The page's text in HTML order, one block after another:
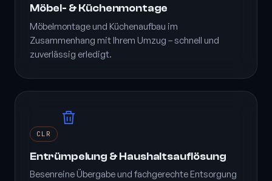
Möbel- & Küchenmontage
Möbelmontage und Küchenaufbau im
Zusammenhang mit Ihrem Umzug – schnell und
zuverlässig erledigt.
CLR
Entrümpelung & Haushaltsauflösung
Besenreine Übergabe und fachgerechte Entsorgung